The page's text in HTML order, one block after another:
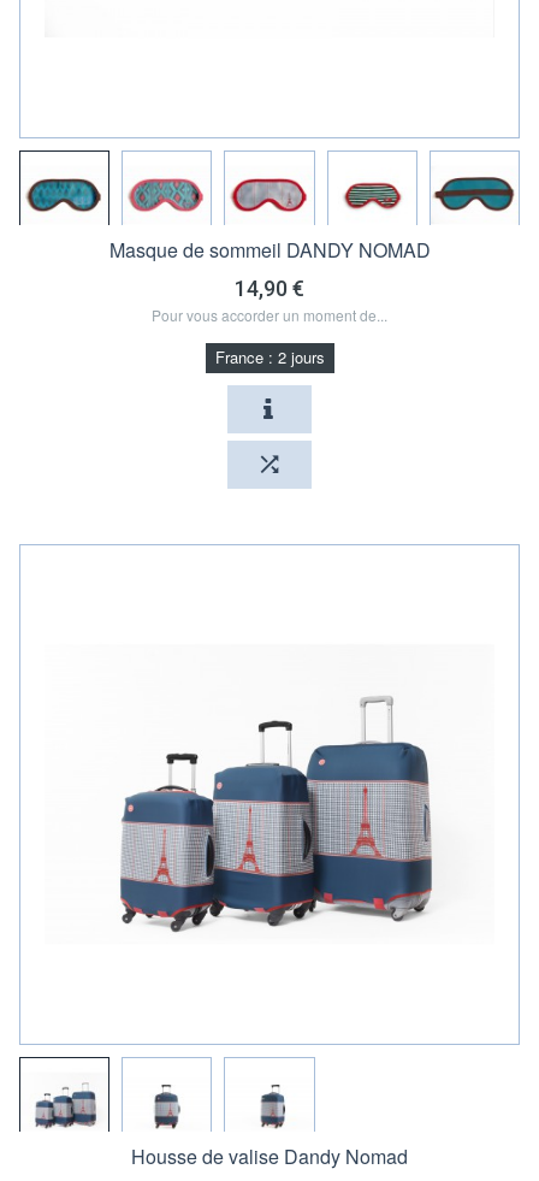
Masque de sommeil DANDY NOMAD
14,90 €
Pour vous accorder un moment de...
France : 2 jours
Housse de valise Dandy Nomad